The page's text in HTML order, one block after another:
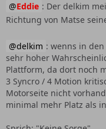
Eddie : Der delkim
Richtung von Matse
delkim : wenns in
sehr hoher
Plattform, da dort noch
3 Syncro / 4 Motion
Motorseite nicht
minimal mehr Platz als